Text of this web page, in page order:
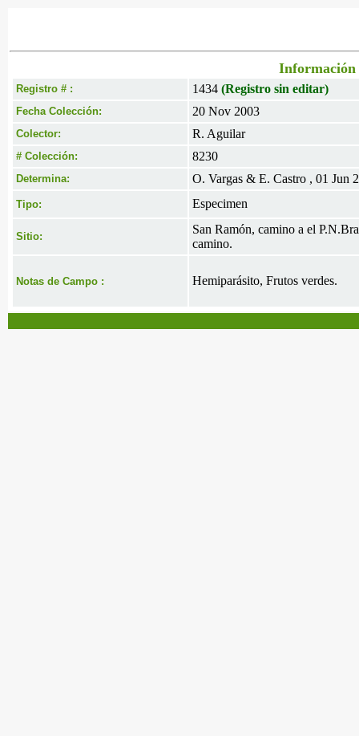
Información
Registro # : 1434 (Registro sin editar)
Fecha Colección: 20 Nov 2003
Colector: R. Aguilar
# Colección: 8230
Determina: O. Vargas & E. Castro , 01 Jun
Tipo: Especimen
Sitio:
San Ramón, camino a el
camino.
Notas de Campo : Hemiparásito, Frutos verdes.